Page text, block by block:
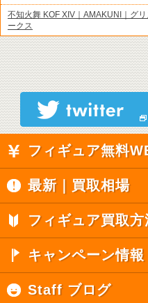
不知火舞 KOF XIV｜AMAKUNI｜グ
ークス
フィギュア無料
最新｜買取相場
フィギュア買取方
キャンペーン情報
Staff ブログ